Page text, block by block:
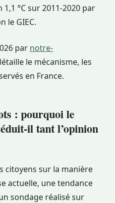
°C sur 2011-2020 par
le GIEC.
par notre-
le mécanisme, les
en France.
: pourquoi le
il tant l’opinion
citoyens sur la manière
actuelle, une tendance
sondage réalisé sur